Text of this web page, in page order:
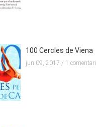
100 Cercles de Viena
jun 09, 2017 / 1 comentari